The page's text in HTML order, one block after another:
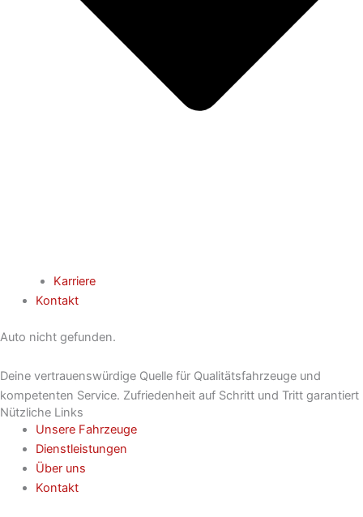
Karriere
Kontakt
Auto nicht gefunden.
Deine vertrauenswürdige Quelle für Qualitätsfahrzeuge und
kompetenten Service. Zufriedenheit auf Schritt und Tritt garantiert
Nützliche Links
Unsere Fahrzeuge
Dienstleistungen
Über uns
Kontakt